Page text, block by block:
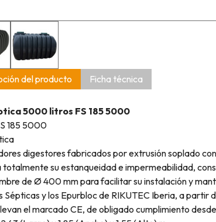
del producto Ficha técnica
5000 litros FS 185 5000
185 5000
digestores fabricados por extrusión soplado
su estanqueidad e impermeabilidad,
de Ø 400 mm para facilitar su instalación y
Sépticas y los Epurbloc de RIKUTEC Iberia, a
el marcado CE, de obligado cumplimiento